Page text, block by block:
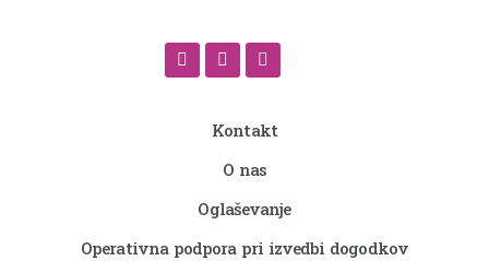
Kontakt
O nas
Oglaševanje
Operativna podpora pri izvedbi dogodkov